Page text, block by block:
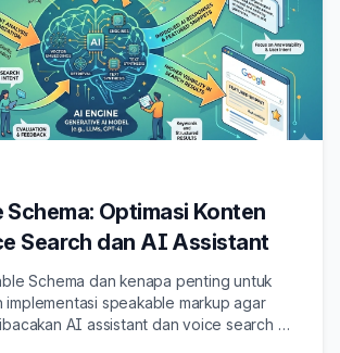
Schema: Optimasi Konten
Search dan AI Assistant
Schema dan kenapa penting untuk
implementasi speakable markup agar
AI assistant dan voice search —